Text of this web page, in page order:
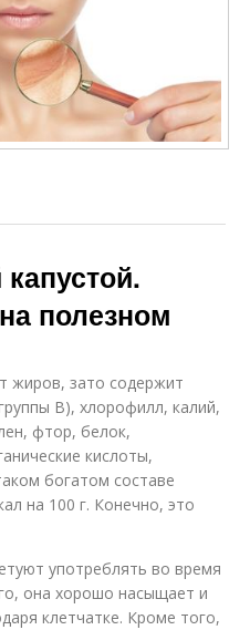
полезном
жиров, зато содержит
В), хлорофилл, калий,
фтор, белок,
кислоты,
богатом составе
на 100 г. Конечно, это
употреблять во время
она хорошо насыщает и
клетчатке. Кроме того,